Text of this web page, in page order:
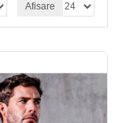
Afisare